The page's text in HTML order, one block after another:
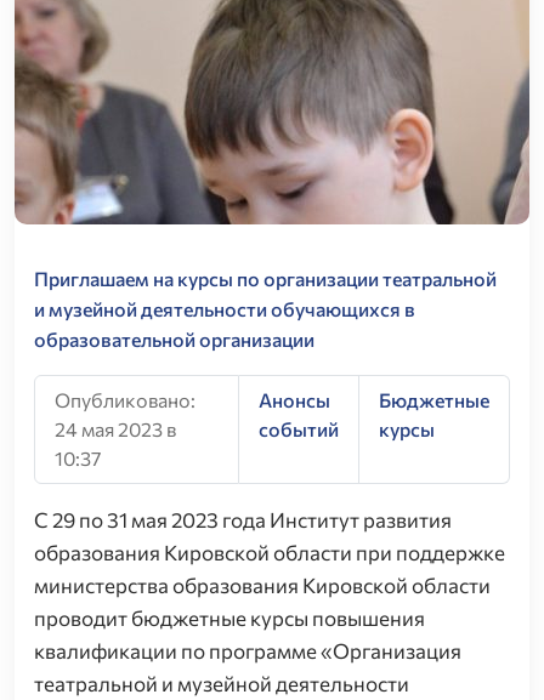
Приглашаем на курсы по организации театральной
и музейной деятельности обучающихся в
образовательной организации
Опубликовано:
24 мая 2023 в
10:37
Анонсы
событий
Бюджетные
курсы
С 29 по 31 мая 2023 года Институт развития
образования Кировской области при поддержке
министерства образования Кировской области
проводит бюджетные курсы повышения
квалификации по программе «Организация
театральной и музейной деятельности